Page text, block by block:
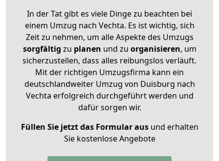
In der Tat gibt es viele Dinge zu beachten bei
einem Umzug nach Vechta. Es ist wichtig, sich
Zeit zu nehmen, um alle Aspekte des Umzugs
sorgfältig zu planen und zu organisieren, um
sicherzustellen, dass alles reibungslos verläuft.
Mit der richtigen Umzugsfirma kann ein
deutschlandweiter Umzug von Duisburg nach
Vechta erfolgreich durchgeführt werden und
dafür sorgen wir.
Füllen Sie jetzt das Formular ausund erhalten
Sie kostenlose Angebote